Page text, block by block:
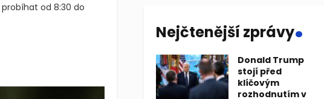
od 8:30 do
v pondělí testovací provoz pro své členy. Ostré obchodování pro
zahájila v pondělí testovací provoz pro své členy. Ostré
Nejčtenější zprávy.
Donald Trump
stojí před
klíčovým
rozhodnutím v